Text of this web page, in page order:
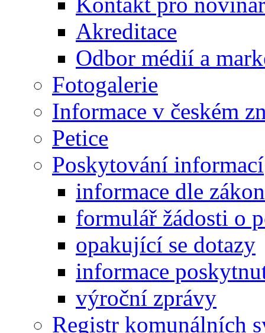
Akreditace
Odbor médií a
Fotogalerie
Informace v českém
Petice
Poskytování informací
informace dle
formulář žádosti o
opakující se dotazy
informace
výroční zprávy
Registr komunálních